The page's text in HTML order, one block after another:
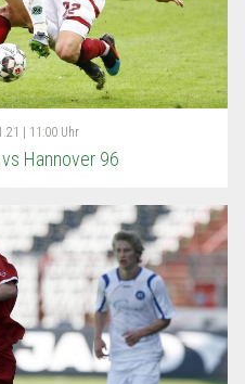
| 11:00 Uhr
Hannover 96